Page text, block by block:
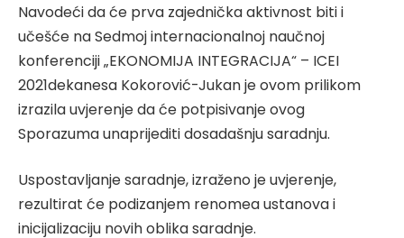
Navodeći da će prva zajednička aktivnost biti i
učešće na Sedmoj internacionalnoj naučnoj
konferenciji „EKONOMIJA INTEGRACIJA“ – ICEI
2021dekanesa Kokorović-Jukan je ovom prilikom
izrazila uvjerenje da će potpisivanje ovog
Sporazuma unaprijediti dosadašnju saradnju.
Uspostavljanje saradnje, izraženo je uvjerenje,
rezultirat će podizanjem renomea ustanova i
inicijalizaciju novih oblika saradnje.